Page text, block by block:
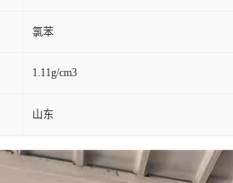
氯苯
1.11g/cm3
山东